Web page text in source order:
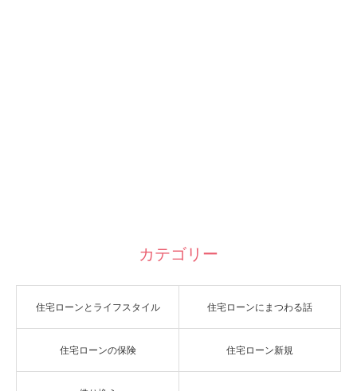
カテゴリー
住宅ローンとライフスタイル 住宅ローンにまつわる話
住宅ローンの保険 住宅ローン新規